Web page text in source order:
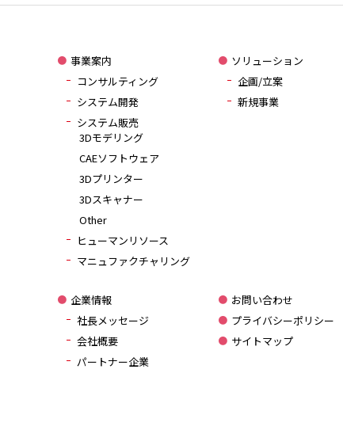
事業案内
コンサルティング
システム開発
システム販売
3Dモデリング
CAEソフトウェア
3Dプリンター
3Dスキャナー
Other
ヒューマンリソース
マニュファクチャリング
ソリューション
企画/立案
新規事業
企業情報
社長メッセージ
会社概要
パートナー企業
お問い合わせ
プライバシーポリシー
サイトマップ